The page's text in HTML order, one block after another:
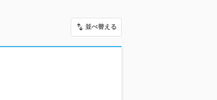
並べ替える